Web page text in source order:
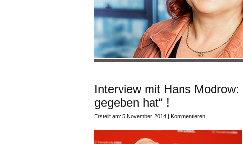
Interview mit Hans
gegeben hat“ !
Erstellt am: 5 November, 2014 | Kommentieren